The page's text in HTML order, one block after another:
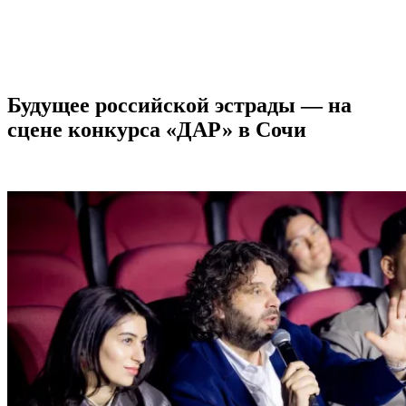
Будущее российской эстрады — на
сцене конкурса «ДАР» в Сочи